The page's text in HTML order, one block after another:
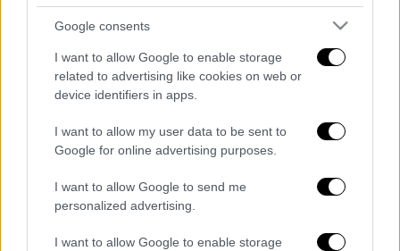
Google consents
I want to allow Google to enable storage
related to advertising like cookies on web or
device identifiers in apps.
I want to allow my user data to be sent to
Google for online advertising purposes.
I want to allow Google to send me
personalized advertising.
I want to allow Google to enable storage
εκπαιδευτική αυτή βόλτα στο Θερμαϊκό
Κόλπο μπορούν να πάρουν μέρος όλοι και να
ενημερωθούν από τους διασώστες της ΕΟΔ
για τους τρόπους προστασίας όσων
επιβαίνουν σε πλωτά μέσα, αλλά και τους
τρόπους διάσωσης σε περίπτωση ναυαγίου.
Το «Πάρε Θέση» θα πραγματοποιηθεί από την
Σεπτεμβρίου (καθημερινές από τις 17.30
έως τις 20.30 και το σαββατοκύριακο 10.00-
14.00 και 17.30 -20.30).